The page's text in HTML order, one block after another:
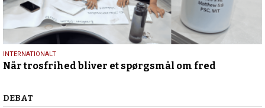
29.
juni
INTERNATIONALT
Når trosfrihed bliver et spørgsmål om fred
Debat
DEBAT